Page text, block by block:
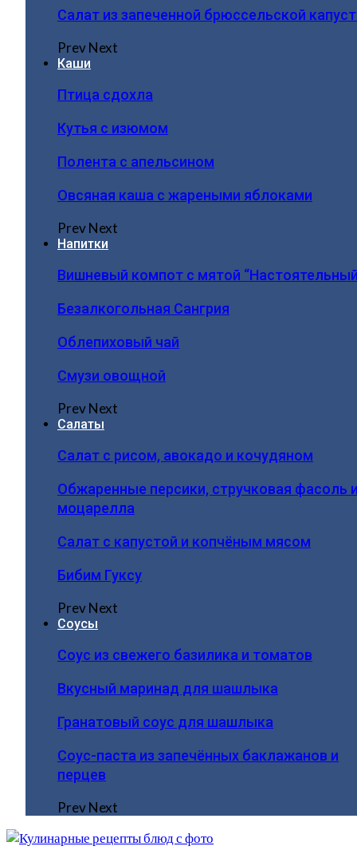
Салат из запеченной брюссельской
PrevNext
Каши
Птица сдохла
Кутья с изюмом
Полента с апельсином
Овсяная каша с жареными яблоками
PrevNext
Напитки
Вишневый компот с мятой
Безалкогольная Сангрия
Облепиховый чай
Смузи овощной
PrevNext
Салаты
Салат с рисом, авокадо и кочудяном
Обжаренные персики, стручковая фасоль
моцарелла
Салат с капустой и копчёным мясом
Бибим Гуксу
PrevNext
Соусы
Соус из свежего базилика и томатов
Вкусный маринад для шашлыка
Гранатовый соус для шашлыка
Соус-паста из запечённых баклажанов и
перцев
PrevNext